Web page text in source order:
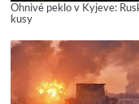
Ohnivé peklo v Kyjeve:
kusy